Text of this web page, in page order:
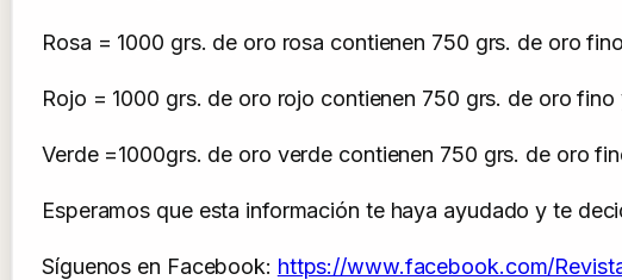
Rosa = 1000 grs. de oro rosa contienen 750 grs. de oro
Rojo = 1000 grs. de oro rojo contienen 750 grs. de oro
Verde =1000grs. de oro verde contienen 750 grs. de oro
Esperamos que esta información te haya ayudado y te
Síguenos en Facebook: https://www.facebook.com/